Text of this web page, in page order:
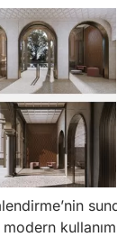
modern